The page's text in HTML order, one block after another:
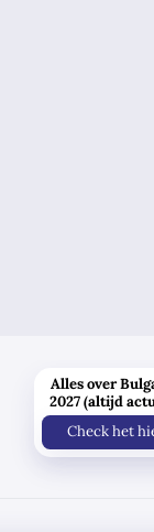
Alles over
2027 (altijd
Check het